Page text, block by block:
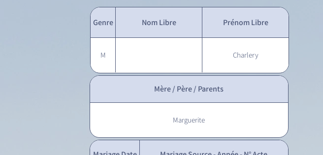
Genre Nom Libre Prénom Libre
M Charlery
Mère / Père / Parents
Marguerite